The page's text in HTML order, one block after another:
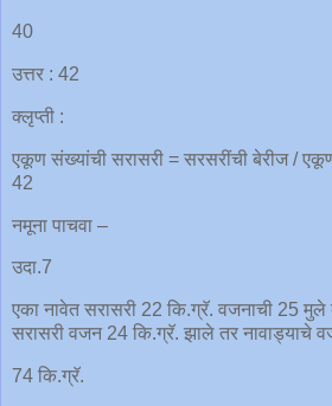
40
उत्तर : 42
क्लृप्ती :
एकूण संख्यांची सरासरी = सरसरींची बेरीज /
42
नमूना पाचवा –
उदा.7
एका नावेत सरासरी 22 कि.ग्रॅ. वजनाची 25 मुले
सरासरी वजन 24 कि.ग्रॅ. झाले तर नावाड्याचे
74 कि.ग्रॅ.